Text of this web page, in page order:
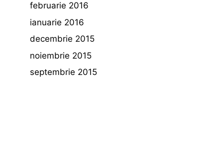
februarie 2016
ianuarie 2016
decembrie 2015
noiembrie 2015
septembrie 2015